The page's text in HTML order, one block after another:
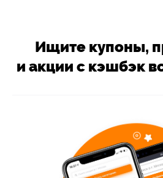
Ищите купоны,
и акции с кэшбэк